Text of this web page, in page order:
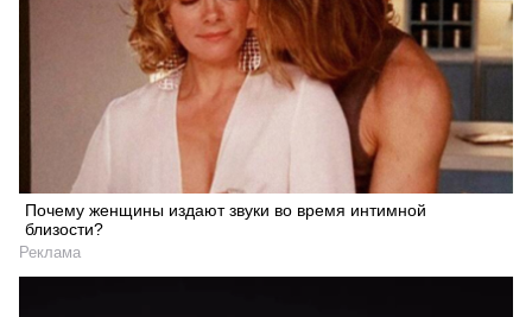
Почему женщины издают звуки во время интимной
близости?
Реклама